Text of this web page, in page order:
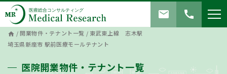
call
mail
home /開業物件・テナント一覧 /東武東上線 志木駅
埼玉県新座市 駅前医療モールテナント
医院開業物件・テナント一覧